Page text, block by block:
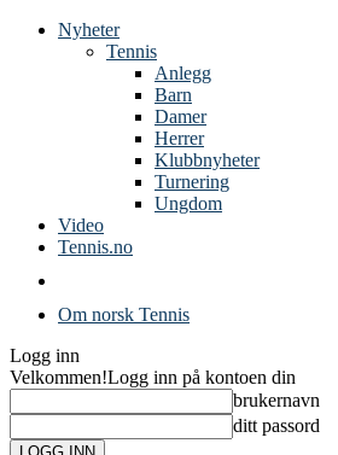
Nyheter
Tennis
Anlegg
Barn
Damer
Herrer
Klubbnyheter
Turnering
Ungdom
Video
Tennis.no
Om norsk Tennis
Logg inn
Velkommen!Logg inn på kontoen din
brukernavn
ditt passord